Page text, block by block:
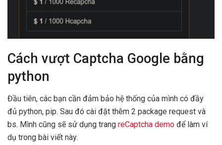
Cách vượt Captcha Google bằng
python
Đầu tiên, các bạn cần đảm bảo hệ thống của mình có đầy
đủ python, pip. Sau đó cài đặt thêm 2 package request và
bs. Mình cũng sẽ sử dụng trang reCaptcha demo để làm ví
dụ trong bài viết này.